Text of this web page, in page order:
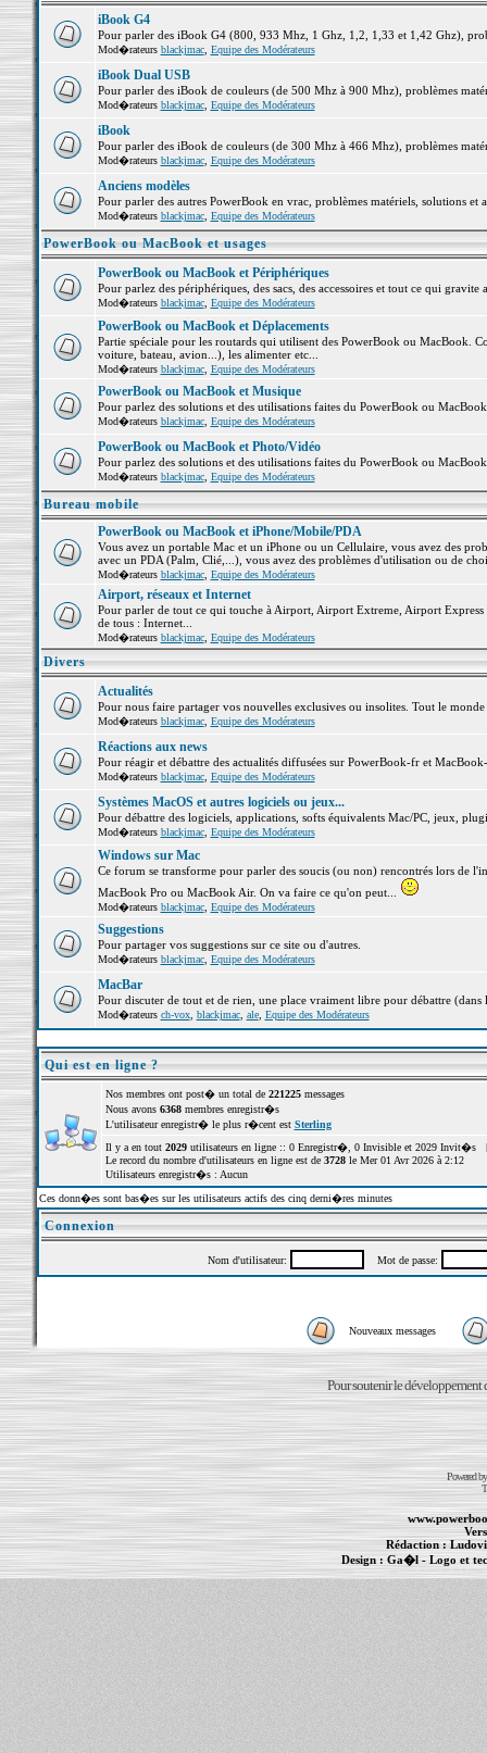
iBook G4
Pour parler des iBook G4 (800, 933 Mhz, 1 Ghz, 1,2, 1,33 et 1,42 Ghz),
Mod�rateurs blackjmac, Equipe des Modérateurs
iBook Dual USB
Pour parler des iBook de couleurs (de 500 Mhz à 900 Mhz), problèmes
Mod�rateurs blackjmac, Equipe des Modérateurs
iBook
Pour parler des iBook de couleurs (de 300 Mhz à 466 Mhz), problèmes
Mod�rateurs blackjmac, Equipe des Modérateurs
Anciens modèles
Pour parler des autres PowerBook en vrac, problèmes matériels, solutions et
Mod�rateurs blackjmac, Equipe des Modérateurs
PowerBook ou MacBook et usages
PowerBook ou MacBook et Périphériques
Pour parlez des périphériques, des sacs, des accessoires et tout ce qui
Mod�rateurs blackjmac, Equipe des Modérateurs
PowerBook ou MacBook et Déplacements
Partie spéciale pour les routards qui utilisent des PowerBook ou MacBook.
voiture, bateau, avion...), les alimenter etc...
Mod�rateurs blackjmac, Equipe des Modérateurs
PowerBook ou MacBook et Musique
Pour parlez des solutions et des utilisations faites du PowerBook ou
Mod�rateurs blackjmac, Equipe des Modérateurs
PowerBook ou MacBook et Photo/Vidéo
Pour parlez des solutions et des utilisations faites du PowerBook ou
Mod�rateurs blackjmac, Equipe des Modérateurs
Bureau mobile
PowerBook ou MacBook et iPhone/Mobile/PDA
Vous avez un portable Mac et un iPhone ou un Cellulaire, vous avez des
avec un PDA (Palm, Clié,...), vous avez des problèmes d'utilisation ou de
Mod�rateurs blackjmac, Equipe des Modérateurs
Airport, réseaux et Internet
Pour parler de tout ce qui touche à Airport, Airport Extreme, Airport
de tous : Internet...
Mod�rateurs blackjmac, Equipe des Modérateurs
Divers
Actualités
Pour nous faire partager vos nouvelles exclusives ou insolites. Tout le
Mod�rateurs blackjmac, Equipe des Modérateurs
Réactions aux news
Pour réagir et débattre des actualités diffusées sur PowerBook-fr et
Mod�rateurs blackjmac, Equipe des Modérateurs
Systèmes MacOS et autres logiciels ou jeux...
Pour débattre des logiciels, applications, softs équivalents Mac/PC, jeux,
Mod�rateurs blackjmac, Equipe des Modérateurs
Windows sur Mac
Ce forum se transforme pour parler des soucis (ou non) rencontrés lors de
MacBook Pro ou MacBook Air. On va faire ce qu'on peut...
Mod�rateurs blackjmac, Equipe des Modérateurs
Suggestions
Pour partager vos suggestions sur ce site ou d'autres.
Mod�rateurs blackjmac, Equipe des Modérateurs
MacBar
Pour discuter de tout et de rien, une place vraiment libre pour débattre (dans
Mod�rateurs ch-vox, blackjmac, ale, Equipe des Modérateurs
Qui est en ligne ?
Nos membres ont post� un total de 221225messages
Nous avons 6368membres enregistr�s
L'utilisateur enregistr� le plus r�cent est Sterling
Il y a en tout 2029utilisateurs en ligne :: 0 Enregistr�, 0 Invisible et 2029 Invit�s
Le record du nombre d'utilisateurs en ligne est de 3728le Mer 01 Avr 2026 à 2:12
Utilisateurs enregistr�s : Aucun
Ces donn�es sont bas�es sur les utilisateurs actifs des cinq derni�res minutes
Connexion
Nom d'utilisateur: Mot de passe:
Nouveaux messages
Pour soutenir le développement
Powered
Rédaction :
Design : Ga�l- Logo et